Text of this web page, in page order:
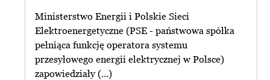
Ministerstwo Energii i Polskie Sieci
Elektroenergetyczne (PSE - państwowa spółka
pełniąca funkcję operatora systemu
przesyłowego energii elektrycznej w Polsce)
zapowiedziały (...)